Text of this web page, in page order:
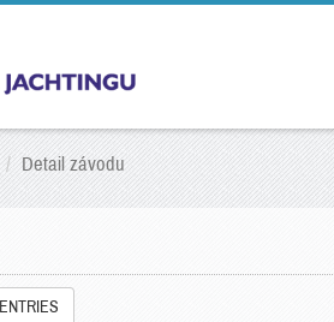
Detail závodu
ENTRIES